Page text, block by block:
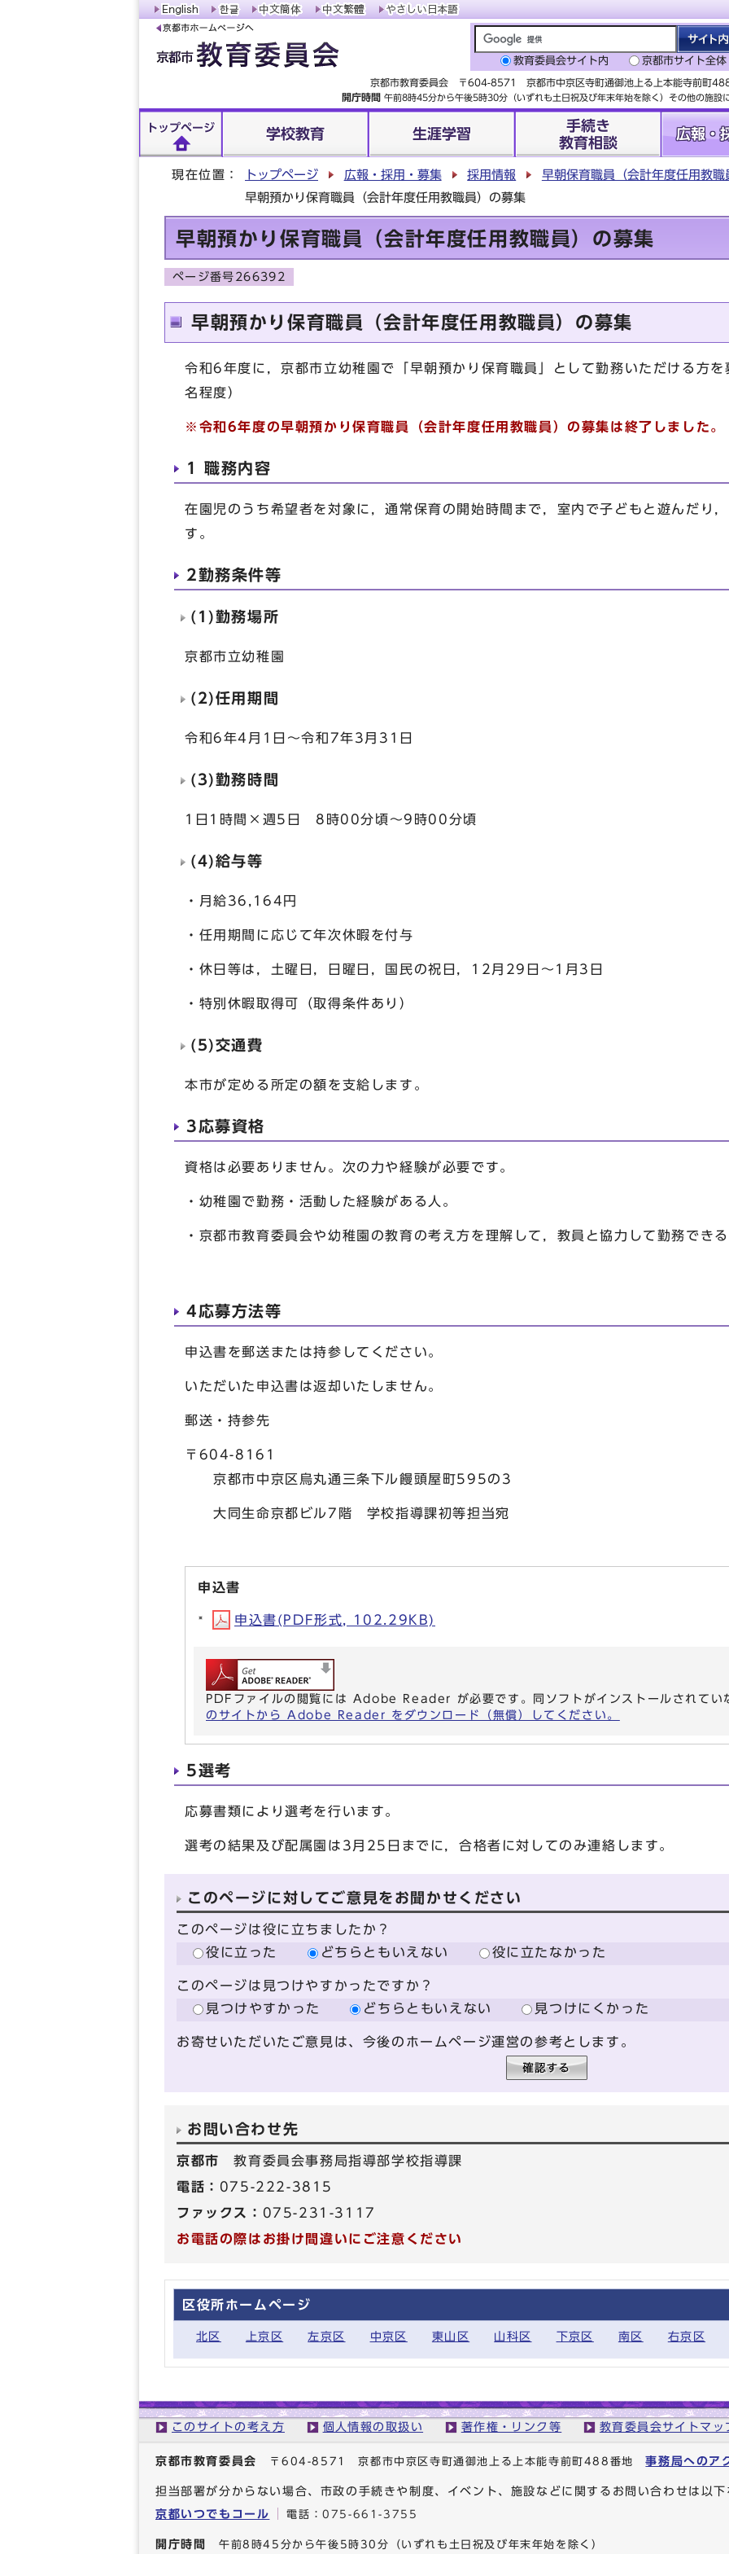
教育委員会サイト内 京都市サイト全体
京都市教育委員会 〒604-8571 京都市中京区寺町通御池上る上本能寺前町
開庁時間 午前8時45分から午後5時30分（いずれも土日祝及び年末年始を除く）その他の施設
トップページ 学校教育 生涯学習
手続き
教育相談
広報・
現在位置： トップページ 広報・採用・募集 採用情報
早朝保育職員（会計年度任用教職
早朝預かり保育職員（会計年度任用教職員）の募集
早朝預かり保育職員（会計年度任用教職員）の募集
ページ番号266392
早朝預かり保育職員（会計年度任用教職員）の募集
令和6年度に，京都市立幼稚園で「早朝預かり保育職員」として勤務いただける方
名程度）
※令和6年度の早朝預かり保育職員（会計年度任用教職員）の募集は終了しました。
1 職務内容
在園児のうち希望者を対象に，通常保育の開始時間まで，室内で子どもと遊んだり
す。
2勤務条件等
(1)勤務場所
京都市立幼稚園
(2)任用期間
令和6年4月1日～令和7年3月31日
(3)勤務時間
1日1時間×週5日 8時00分頃～9時00分頃
(4)給与等
・月給36,164円
・任用期間に応じて年次休暇を付与
・休日等は，土曜日，日曜日，国民の祝日，12月29日～1月3日
・特別休暇取得可（取得条件あり）
(5)交通費
本市が定める所定の額を支給します。
3応募資格
資格は必要ありません。次の力や経験が必要です。
・幼稚園で勤務・活動した経験がある人。
・京都市教育委員会や幼稚園の教育の考え方を理解して，教員と協力して勤務でき
4応募方法等
申込書を郵送または持参してください。
いただいた申込書は返却いたしません。
郵送・持参先
〒604-8161
京都市中京区烏丸通三条下ル饅頭屋町595の3
大同生命京都ビル7階 学校指導課初等担当宛
申込書
申込書(PDF形式, 102.29KB)
PDFファイルの閲覧には Adobe Reader が必要です。同ソフトがインストールされてい
のサイトから Adobe Reader をダウンロード（無償）してください。
5選考
応募書類により選考を行います。
選考の結果及び配属園は3月25日までに，合格者に対してのみ連絡します。
このページに対してご意見をお聞かせください
このページは役に立ちましたか？
役に立った
どちらともいえない 役に立たなかった
このページは見つけやすかったですか？
見つけやすかった
どちらともいえない 見つけにくかった
お寄せいただいたご意見は、今後のホームページ運営の参考とします。
お問い合わせ先
京都市教育委員会事務局指導部学校指導課
電話： 075-222-3815
ファックス： 075-231-3117
お電話の際はお掛け間違いにご注意ください
区役所ホームページ
北区 上京区 左京区 中京区 東山区 山科区 下京区 南区 右京区
このサイトの考え方 個人情報の取扱い 著作権・リンク等 教育委員会サイトマッ
京都市教育委員会 〒604-8571 京都市中京区寺町通御池上る上本能寺前町488番地事務局へのア
担当部署が分からない場合、市政の手続きや制度、イベント、施設などに関するお問い合わせは以
京都いつでもコール
電話：075-661-3755
開庁時間 午前8時45分から午後5時30分 （いずれも土日祝及び年末年始を除く）